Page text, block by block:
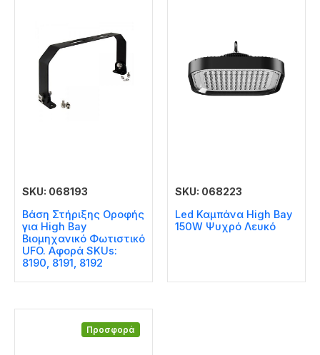
SKU: 068193
Βάση Στήριξης Οροφής
για High Bay
Βιομηχανικό Φωτιστικό
UFO. Αφορά SKUs:
8190, 8191, 8192
SKU: 068223
Led Καμπάνα High Bay
150W Ψυχρό Λευκό
Προσφορά